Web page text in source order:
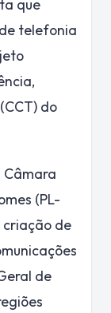
que
telefonia
do
Câmara
(PL-
criação de
de